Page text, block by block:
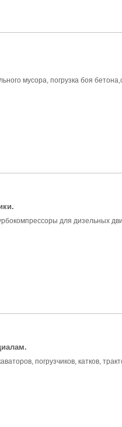
мусора, погрузка боя
для дизельных
погрузчиков, катков,